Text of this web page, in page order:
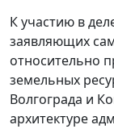
К участию в
заявляющих
относительно
земельных
Волгограда и
архитектуре